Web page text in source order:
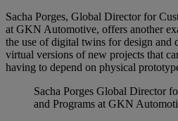
Sacha Porges, Global Director for
at GKN Automotive, offers another
the use of digital twins for design
virtual versions of new projects that
having to depend on physical
Sacha Porges Global Director
and Programs at GKN